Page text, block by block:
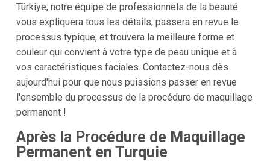
Türkiye, notre équipe de professionnels de la beauté
vous expliquera tous les détails, passera en revue le
processus typique, et trouvera la meilleure forme et
couleur qui convient à votre type de peau unique et à
vos caractéristiques faciales. Contactez-nous dès
aujourd'hui pour que nous puissions passer en revue
l'ensemble du processus de la procédure de maquillage
permanent !
Après la Procédure de Maquillage
Permanent en Turquie